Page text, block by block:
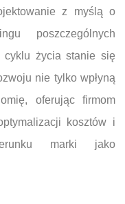
z myślą o
poszczególnych
cyklu życia stanie się
nie tylko wpłyną
oferując firmom
kosztów i
marki jako